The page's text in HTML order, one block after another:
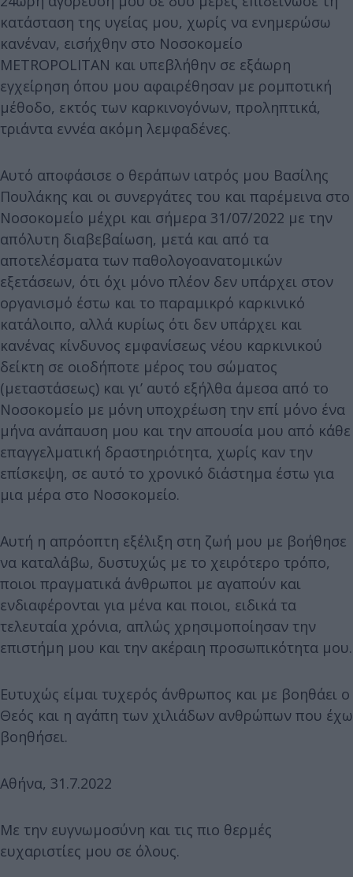
κατάσταση της υγείας μου, χωρίς να ενημερώσω
κανέναν, εισήχθην στο Νοσοκομείο
METROPOLITAN και υπεβλήθην σε εξάωρη
εγχείρηση όπου μου αφαιρέθησαν με ρομποτική
μέθοδο, εκτός των καρκινογόνων, προληπτικά,
τριάντα εννέα ακόμη λεμφαδένες.
Αυτό αποφάσισε ο θεράπων ιατρός μου Βασίλης
Πουλάκης και οι συνεργάτες του και παρέμεινα στο
Νοσοκομείο μέχρι και σήμερα 31/07/2022 με την
απόλυτη διαβεβαίωση, μετά και από τα
αποτελέσματα των παθολογοανατομικών
εξετάσεων, ότι όχι μόνο πλέον δεν υπάρχει στον
οργανισμό έστω και το παραμικρό καρκινικό
κατάλοιπο, αλλά κυρίως ότι δεν υπάρχει και
κανένας κίνδυνος εμφανίσεως νέου καρκινικού
δείκτη σε οιοδήποτε μέρος του σώματος
(μεταστάσεως) και γι’ αυτό εξήλθα άμεσα από το
Νοσοκομείο με μόνη υποχρέωση την επί μόνο ένα
μήνα ανάπαυση μου και την απουσία μου από κάθε
επαγγελματική δραστηριότητα, χωρίς καν την
επίσκεψη, σε αυτό το χρονικό διάστημα έστω για
μια μέρα στο Νοσοκομείο.
Αυτή η απρόοπτη εξέλιξη στη ζωή μου με βοήθησε
να καταλάβω, δυστυχώς με το χειρότερο τρόπο,
ποιοι πραγματικά άνθρωποι με αγαπούν και
ενδιαφέρονται για μένα και ποιοι, ειδικά τα
τελευταία χρόνια, απλώς χρησιμοποίησαν την
επιστήμη μου και την ακέραιη προσωπικότητα μου.
Ευτυχώς είμαι τυχερός άνθρωπος και με βοηθάει ο
Θεός και η αγάπη των χιλιάδων ανθρώπων που έχω
βοηθήσει.
Αθήνα, 31.7.2022
Με την ευγνωμοσύνη και τις πιο θερμές
ευχαριστίες μου σε όλους.